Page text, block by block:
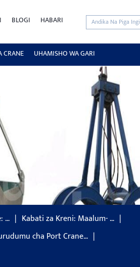
BLOGI HABARI
CRANE UHAMISHO WA GARI
…
Kabati za Kreni: Maalum- …
cha Port Crane…